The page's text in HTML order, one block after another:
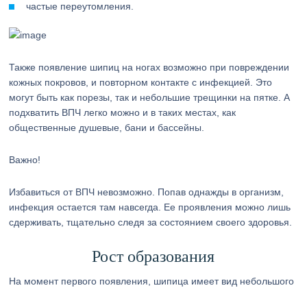
частые переутомления.
Также появление шипиц на ногах возможно при повреждении
кожных покровов, и повторном контакте с инфекцией. Это
могут быть как порезы, так и небольшие трещинки на пятке. А
подхватить ВПЧ легко можно и в таких местах, как
общественные душевые, бани и бассейны.
Важно!
Избавиться от ВПЧ невозможно. Попав однажды в организм,
инфекция остается там навсегда. Ее проявления можно лишь
сдерживать, тщательно следя за состоянием своего здоровья.
Рост образования
На момент первого появления, шипица имеет вид небольшого